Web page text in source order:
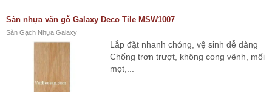
Sàn nhựa vân gỗ Galaxy Deco Tile MSW1007
Sàn Gạch Nhựa Galaxy
Lắp đặt nhanh chóng, vệ sinh dễ dàng
Chống trơn trượt, không cong vênh, mối
mọt,...